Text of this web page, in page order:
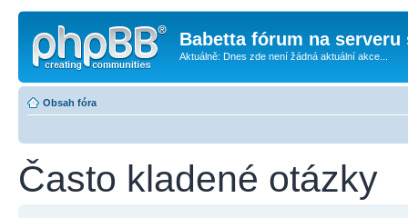
Babetta fórum na serveru
Aktuálně: Dnes zde není žádná aktuální akce...
Obsah fóra
Často kladené otázky